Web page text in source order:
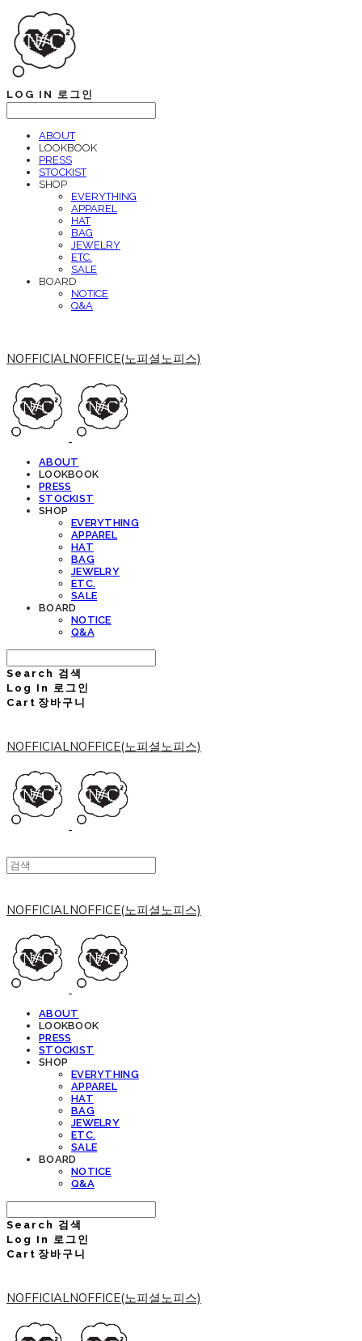
LOG IN 로그인
ABOUT
LOOKBOOK
PRESS
STOCKIST
SHOP
EVERYTHING
APPAREL
HAT
BAG
JEWELRY
ETC.
SALE
BOARD
NOTICE
Q&A
NOFFICIALNOFFICE(노피셜노피스)
ABOUT
LOOKBOOK
PRESS
STOCKIST
SHOP
EVERYTHING
APPAREL
HAT
BAG
JEWELRY
ETC.
SALE
BOARD
NOTICE
Q&A
Search 검색
Log In 로그인
Cart 장바구니
NOFFICIALNOFFICE(노피셜노피스)
NOFFICIALNOFFICE(노피셜노피스)
ABOUT
LOOKBOOK
PRESS
STOCKIST
SHOP
EVERYTHING
APPAREL
HAT
BAG
JEWELRY
ETC.
SALE
BOARD
NOTICE
Q&A
Search 검색
Log In 로그인
Cart 장바구니
NOFFICIALNOFFICE(노피셜노피스)